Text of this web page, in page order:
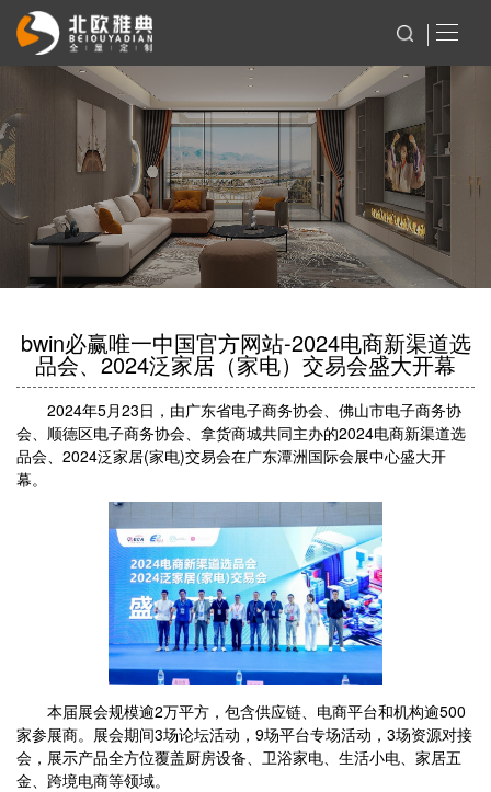
bwin必赢唯一中国官方网站-2024电商新渠道选
品会、2024泛家居（家电）交易会盛大开幕
2024年5月23日，由广东省电子商务协会、佛山市电子商务协
会、顺德区电子商务协会、拿货商城共同主办的2024电商新渠道选
品会、2024泛家居(家电)交易会在广东潭洲国际会展中心盛大开
幕。
本届展会规模逾2万平方，包含供应链、电商平台和机构逾500
家参展商。展会期间3场论坛活动，9场平台专场活动，3场资源对接
会，展示产品全方位覆盖厨房设备、卫浴家电、生活小电、家居五
金、跨境电商等领域。